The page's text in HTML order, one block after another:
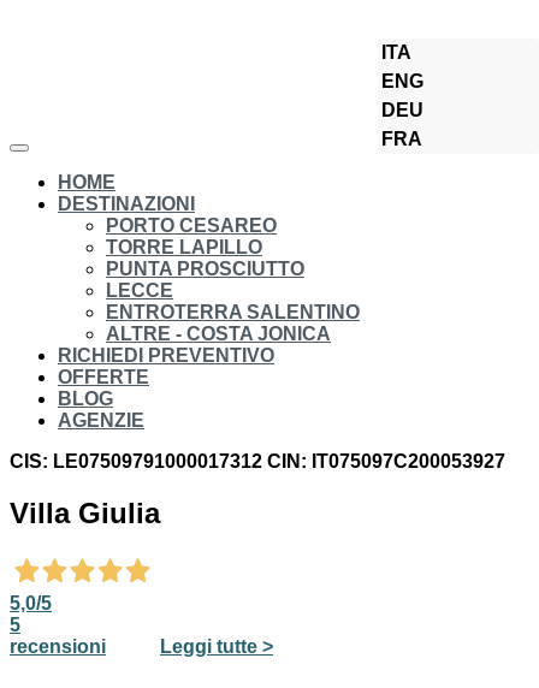
HOME
DESTINAZIONI
PORTO CESAREO
TORRE LAPILLO
PUNTA PROSCIUTTO
LECCE
ENTROTERRA SALENTINO
ALTRE - COSTA JONICA
RICHIEDI PREVENTIVO
OFFERTE
BLOG
AGENZIE
ITA
ENG
DEU
FRA
Torre Lapillo
CIS: LE07509791000017312 CIN: IT075097C200053927
Villa Giulia
5,0/5
5
recensioni
Leggi tutte >